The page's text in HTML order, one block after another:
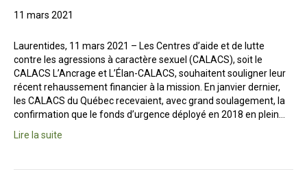
11 mars 2021
Laurentides, 11 mars 2021 – Les Centres d’aide et de lutte
contre les agressions à caractère sexuel (CALACS), soit le
CALACS L’Ancrage et L’Élan-CALACS, souhaitent souligner leur
récent rehaussement financier à la mission. En janvier dernier,
les CALACS du Québec recevaient, avec grand soulagement, la
confirmation que le fonds d’urgence déployé en 2018 en plein…
Lire la suite